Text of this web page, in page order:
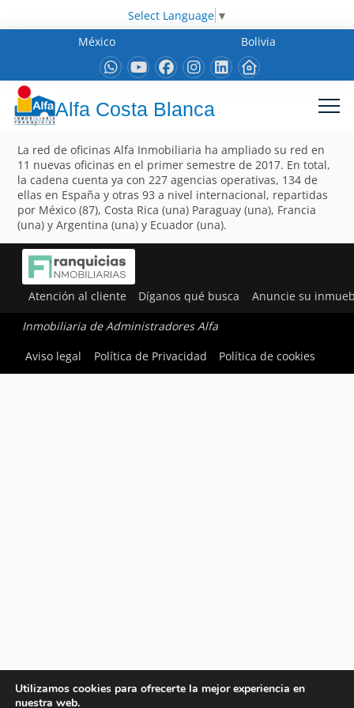
Select Language ▼
México
Bolivia
Alfa Costa Blanca
La red de oficinas Alfa Inmobiliaria ha ampliado su red en
11 nuevas oficinas en el primer semestre de 2017. En total,
la cadena cuenta ya con 227 agencias operativas, 134 de
ellas en España y otras 93 a nivel internacional, repartidas
por México (87), Costa Rica (una) Paraguay (una), Francia
(una) y Argentina (una) y Ecuador (una).
Atención al cliente Díganos qué busca Anuncie su
Inmobiliaria de Administradores Alfa
Aviso legal
Política de Privacidad Política de cookies
Utilizamos cookies para ofrecerte la mejor experiencia en
nuestra web.